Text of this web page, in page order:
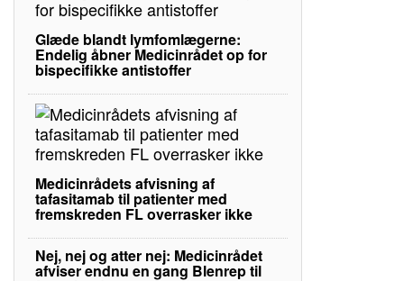
Glæde blandt lymfomlægerne:
Endelig åbner Medicinrådet op for
bispecifikke antistoffer
Medicinrådets afvisning af
tafasitamab til patienter med
fremskreden FL overrasker ikke
Nej, nej og atter nej: Medicinrådet
afviser endnu en gang Blenrep til